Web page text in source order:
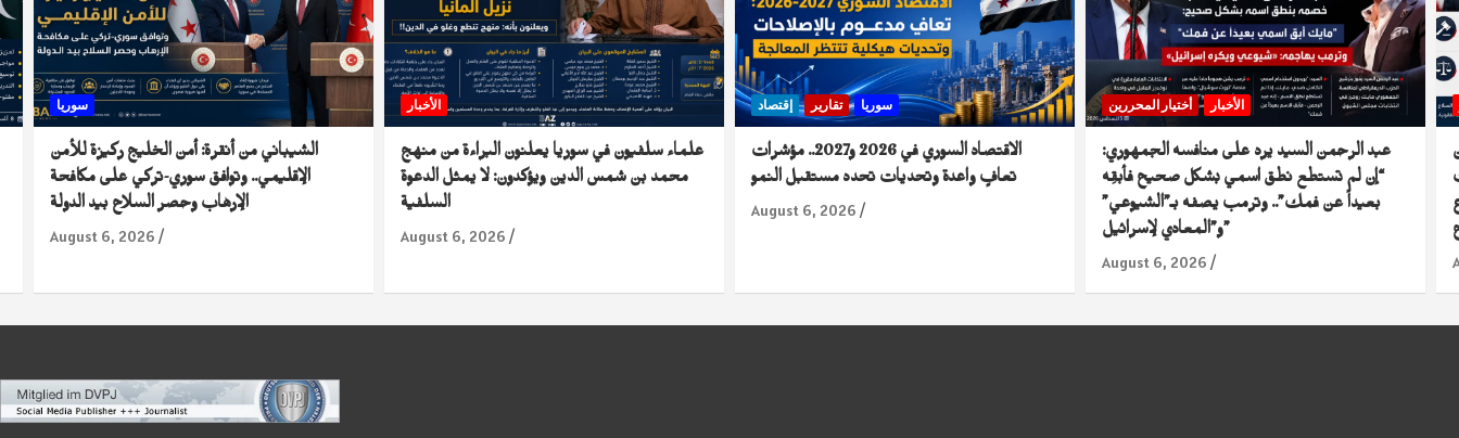
سوريا
الشيباني من أنقرة: أمن الخليج ركيزة للأمن
الإقليمي.. وتوافق سوري-تركي على مكافحة
الإرهاب وحصر السلاح بيد الدولة
August 6, 2026
الأخبار
علماء سلفيون في سوريا يعلنون البراءة من منهج
محمد بن شمس الدين ويؤكدون: لا يمثل الدعوة
السلفية
August 6, 2026
إقتصاد تقارير سوريا
الاقتصاد السوري في 2026 و2027.. مؤشرات
تعافٍ واعدة وتحديات تحدد مستقبل النمو
August 6, 2026
أختيار المحررين الأخبار
عبد الرحمن السيد يرد على منافسه الجمهوري:
“إن لم تستطع نطق اسمي بشكل صحيح فأبقِه
بعيداً عن فمك”.. وترمب يصفه بـ”الشيوعي”
August 6, 2026